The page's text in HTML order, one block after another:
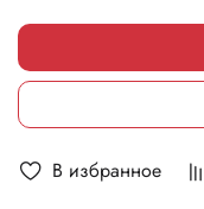
В избранное